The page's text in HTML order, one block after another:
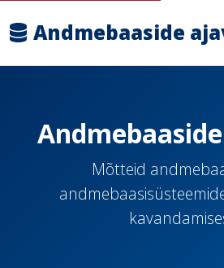
Andmebaaside
Mõtteid